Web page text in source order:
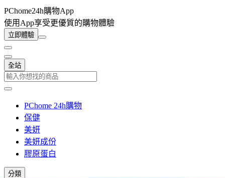
PChome24h購物App
使用App享受更優質的購物體驗
立即體驗
全站
PChome 24h購物
保健
美妍
美妍成份
膠原蛋白
分類